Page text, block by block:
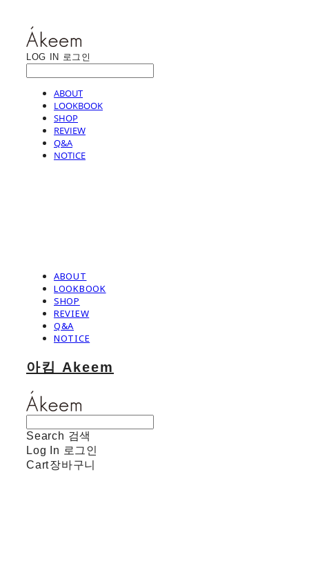
LOG IN 로그인
ABOUT
LOOKBOOK
SHOP
REVIEW
Q&A
NOTICE
ABOUT
LOOKBOOK
SHOP
REVIEW
Q&A
NOTICE
아킴 Akeem
Search 검색
Log In 로그인
Cart장바구니